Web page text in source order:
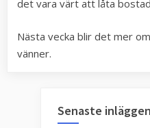
det vara värt att låta
Nästa vecka blir det mer om
vänner.
Senaste inläggen